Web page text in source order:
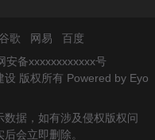
歌 网易
百度
安备xxxxxxxxxxxx号
版权所有 Powered by Eyo
据，如有涉及侵权版权问
会立即删除。